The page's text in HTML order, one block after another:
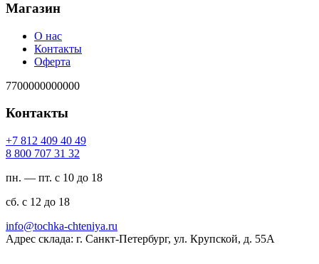
Магазин
О нас
Контакты
Оферта
7700000000000
Контакты
94 04 904 218 7+
23 13 707 008 8
пн. — пт. с 10 до 18
сб. с 12 до 18
ur.ayinethc-akhcot@ofni
Адрес склада: г. Санкт-Петербург, ул. Крупской, д. 55А